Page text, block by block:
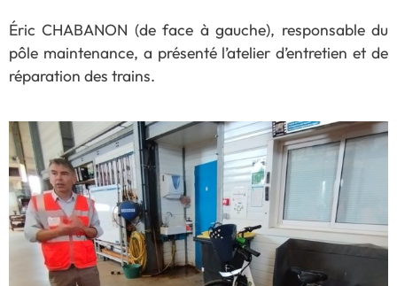
Éric CHABANON (de face à gauche), responsable du
pôle maintenance, a présenté l’atelier d’entretien et de
réparation des trains.